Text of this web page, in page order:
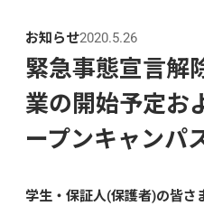
お知らせ2020.5.26
緊急事態宣言解
業の開始予定お
ープンキャンパ
学生・保証人(保護者)の皆さ